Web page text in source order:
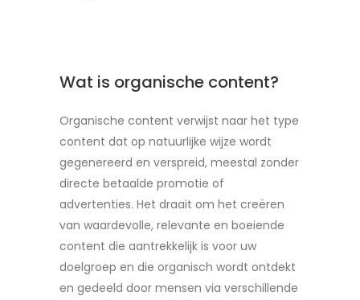
Wat is organische content?
Organische content verwijst naar het type
content dat op natuurlijke wijze wordt
gegenereerd en verspreid, meestal zonder
directe betaalde promotie of
advertenties. Het draait om het creëren
van waardevolle, relevante en boeiende
content die aantrekkelijk is voor uw
doelgroep en die organisch wordt ontdekt
en gedeeld door mensen via verschillende